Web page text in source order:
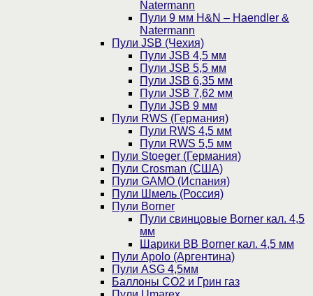
Natermann
Пули 9 мм H&N – Haendler &
Natermann
Пули JSB (Чехия)
Пули JSB 4,5 мм
Пули JSB 5,5 мм
Пули JSB 6,35 мм
Пули JSB 7,62 мм
Пули JSB 9 мм
Пули RWS (Германия)
Пули RWS 4,5 мм
Пули RWS 5,5 мм
Пули Stoeger (Германия)
Пули Crosman (США)
Пули GAMO (Испания)
Пули Шмель (Россия)
Пули Borner
Пули свинцовые Borner кал. 4,5
мм
Шарики BB Borner кал. 4,5 мм
Пули Apolo (Аргентина)
Пули ASG 4,5мм
Баллоны CO2 и Грин газ